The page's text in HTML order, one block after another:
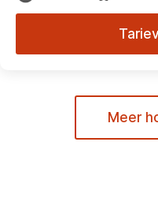
Meer